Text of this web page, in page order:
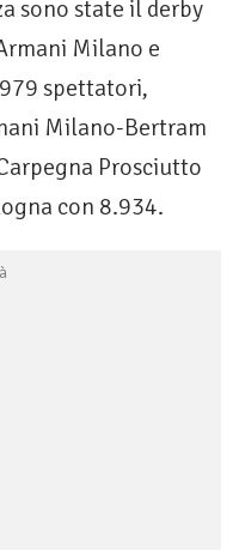
sono state il derby
Milano e
spettatori,
Milano-Bertram
Prosciutto
con 8.934.